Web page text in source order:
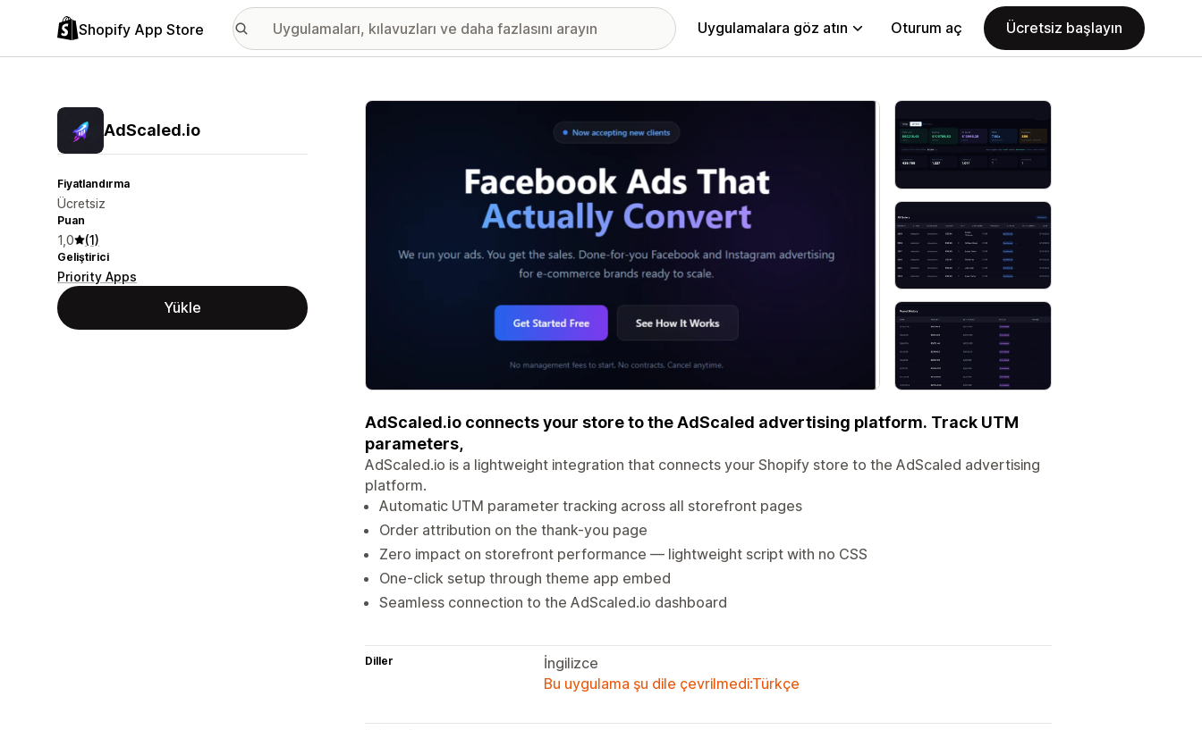
Shopify App Store Uygulamalara göz atın Oturum aç Ücretsiz başlayın
AdScaled.io
Fiyatlandırma
Ücretsiz
Puan
1,0 (1)
Geliştirici
Priority Apps
Yükle
Öne çıkan görsel galerisi
AdScaled.io connects your store to the AdScaled advertising platform. Track UTM
parameters,
AdScaled.io is a lightweight integration that connects your Shopify store to the AdScaled advertising
platform.
Automatic UTM parameter tracking across all storefront pages
Order attribution on the thank-you page
Zero impact on storefront performance — lightweight script with no CSS
One-click setup through theme app embed
Seamless connection to the AdScaled.io dashboard
Diller
İngilizce
Bu uygulama şu dile çevrilmedi:Türkçe